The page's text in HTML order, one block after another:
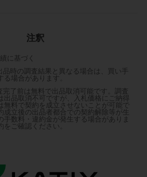
注釈
に基づく
品時の調査結果と異なる場合は、買い手
場合があります。
完了前は無料で出品取消可能です。調査
出品取消不可ですが、入札価格にご納得
無料で契約を成立させないことが可能で
成立後の出品者都合での契約解除等が生
手数料・違約金が発生する場合がありま
ご確認ください。